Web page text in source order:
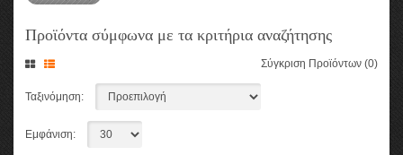
Προϊόντα σύμφωνα με τα κριτήρια αναζήτησης
Σύγκριση Προϊόντων (0)
Ταξινόμηση:
Εμφάνιση: